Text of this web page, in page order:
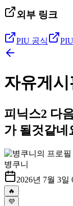
외부 링크
PIU 공식
자유게
피닉스2 다
가 될것같네
병쿠니
2026년 7월 3일
🔥
💜